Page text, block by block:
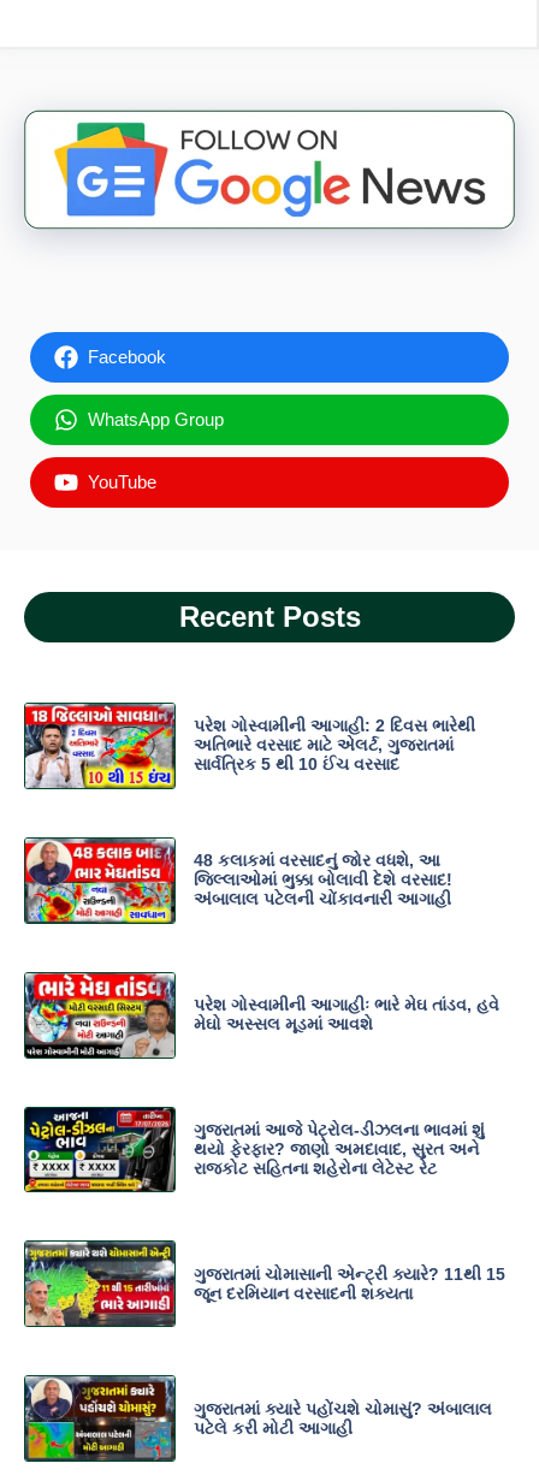
Facebook
WhatsApp Group
YouTube
Recent Posts
પરેશ ગોસ્વામીની આગાહી: 2 દિવસ ભારેથી
અતિભારે વરસાદ માટે એલર્ટ, ગુજરાતમાં
સાર્વત્રિક 5 થી 10 ઈંચ વરસાદ
48 કલાકમાં વરસાદનું જોર વધશે, આ
જિલ્લાઓમાં ભુક્કા બોલાવી દેશે વરસાદ!
અંબાલાલ પટેલની ચોંકાવનારી આગાહી
પરેશ ગોસ્વામીની આગાહીઃ ભારે મેઘ તાંડવ, હવે
મેઘો અસ્સલ મૂડમાં આવશે
ગુજરાતમાં આજે પેટ્રોલ-ડીઝલના ભાવમાં શું
થયો ફેરફાર? જાણો અમદાવાદ, સુરત અને
રાજકોટ સહિતના શહેરોના લેટેસ્ટ રેટ
ગુજરાતમાં ચોમાસાની એન્ટ્રી ક્યારે? 11થી 15
જૂન દરમિયાન વરસાદની શક્યતા
ગુજરાતમાં ક્યારે પહોંચશે ચોમાસું? અંબાલાલ
પટેલે કરી મોટી આગાહી